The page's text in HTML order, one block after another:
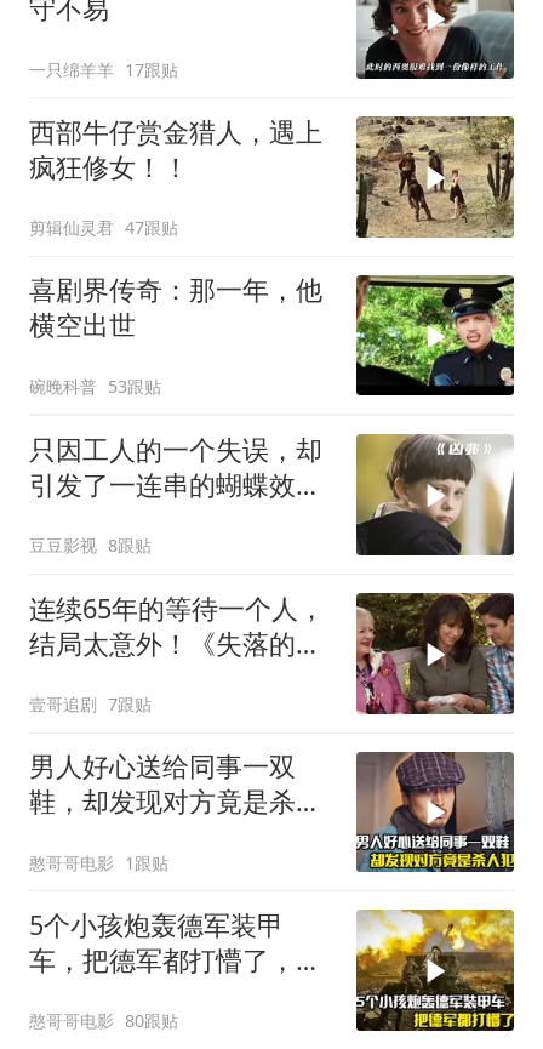
守不易
一只绵羊羊 17跟贴
西部牛仔赏金猎人，遇上
疯狂修女！！
剪辑仙灵君 47跟贴
喜剧界传奇：那一年，他
横空出世
碗晚科普 53跟贴
只因工人的一个失误，却
引发了一连串的蝴蝶效
豆豆影视 8跟贴
连续65年的等待一个人，
结局太意外！《失落的情
壹哥追剧 7跟贴
男人好心送给同事一双
鞋，却发现对方竟是杀人
憨哥哥电影 1跟贴
5个小孩炮轰德军装甲
车，把德军都打懵了，战
憨哥哥电影 80跟贴